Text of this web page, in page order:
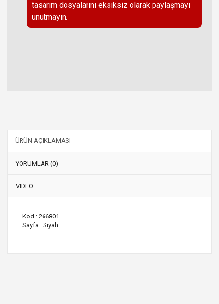
tasarım dosyalarını eksiksiz olarak paylaşmayı
unutmayın.
ÜRÜN AÇIKLAMASI
YORUMLAR (0)
VIDEO
Kod : 266801
Sayfa : Siyah